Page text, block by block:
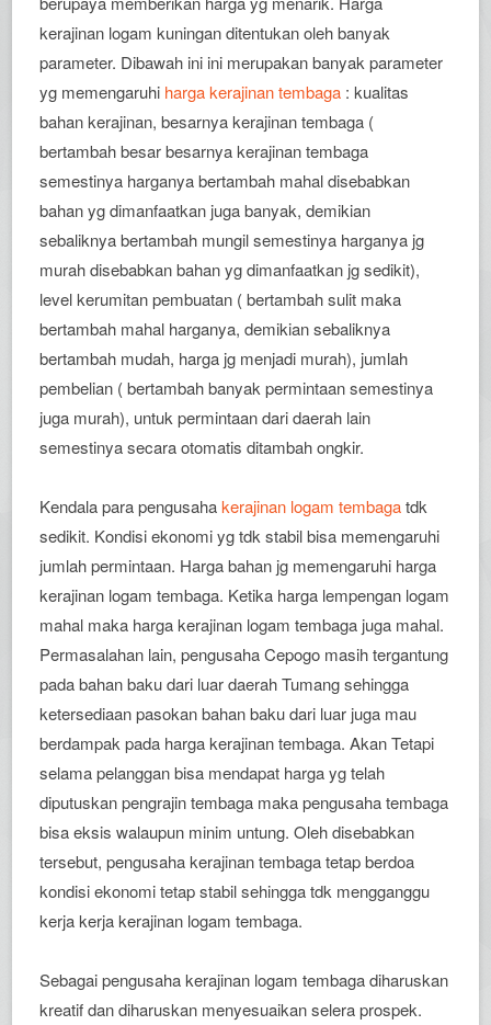
kerajinan logam kuningan ditentukan oleh banyak
parameter. Dibawah ini ini merupakan banyak parameter
yg memengaruhi harga kerajinan tembaga : kualitas
bahan kerajinan, besarnya kerajinan tembaga (
bertambah besar besarnya kerajinan tembaga
semestinya harganya bertambah mahal disebabkan
bahan yg dimanfaatkan juga banyak, demikian
sebaliknya bertambah mungil semestinya harganya jg
murah disebabkan bahan yg dimanfaatkan jg sedikit),
level kerumitan pembuatan ( bertambah sulit maka
bertambah mahal harganya, demikian sebaliknya
bertambah mudah, harga jg menjadi murah), jumlah
pembelian ( bertambah banyak permintaan semestinya
juga murah), untuk permintaan dari daerah lain
semestinya secara otomatis ditambah ongkir.
Kendala para pengusahakerajinan logam tembagatdk
sedikit. Kondisi ekonomi yg tdk stabil bisa memengaruhi
jumlah permintaan. Harga bahan jg memengaruhi harga
kerajinan logam tembaga. Ketika harga lempengan logam
mahal maka harga kerajinan logam tembaga juga mahal.
Permasalahan lain, pengusaha Cepogo masih tergantung
pada bahan baku dari luar daerah Tumang sehingga
ketersediaan pasokan bahan baku dari luar juga mau
berdampak pada harga kerajinan tembaga. Akan Tetapi
selama pelanggan bisa mendapat harga yg telah
diputuskan pengrajin tembaga maka pengusaha tembaga
bisa eksis walaupun minim untung. Oleh disebabkan
tersebut, pengusaha kerajinan tembaga tetap berdoa
kondisi ekonomi tetap stabil sehingga tdk mengganggu
kerja kerja kerajinan logam tembaga.
Sebagai pengusaha kerajinan logam tembaga diharuskan
kreatif dan diharuskan menyesuaikan selera prospek.